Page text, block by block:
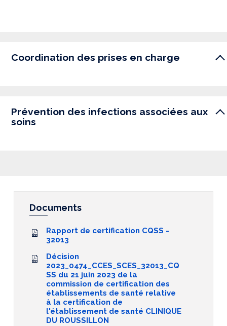
Coordination des prises en charge
Prévention des infections associées aux
soins
Documents
Rapport de certification CQSS -
32013
Décision
2023_0474_CCES_SCES_32013_CQ
SS du 21 juin 2023 de la
commission de certification des
établissements de santé relative
à la certification de
l'établissement de santé CLINIQUE
DU ROUSSILLON